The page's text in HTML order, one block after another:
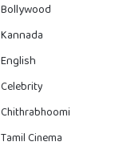
Bollywood
Kannada
English
Celebrity
Chithrabhoomi
Tamil Cinema